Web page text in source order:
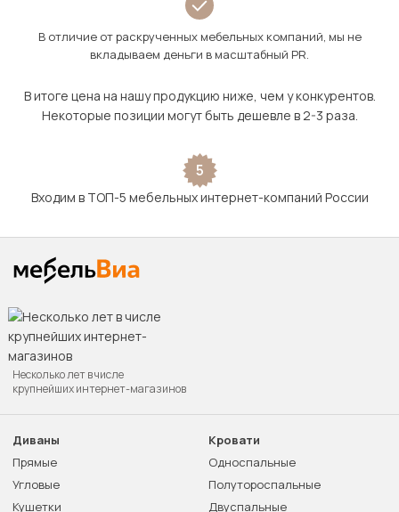
В отличие от раскрученных мебельных компаний, мы не
вкладываем деньги в масштабный PR.
В итоге цена на нашу продукцию ниже, чем у конкурентов.
Некоторые позиции могут быть дешевле в 2-3 раза.
5
Входим в ТОП-5 мебельных интернет-компаний России
Несколько лет в числе
крупнейших интернет-магазинов
Диваны
Прямые
Угловые
Кушетки
Кровати
Односпальные
Полутороспальные
Двуспальные